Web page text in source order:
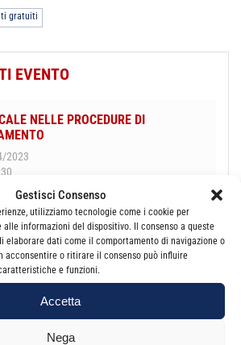
Gestisci Consenso
utilizziamo tecnologie come i cookie per
alle informazioni del dispositivo. Il consenso a queste
elaborare dati come il comportamento di navigazione o
acconsentire o ritirare il consenso può influire
e funzioni.
Accetta
Nega
gratuiti
EVENTO
NELLE PROCEDURE DI
2023
o per iscriverti Clicca qui!